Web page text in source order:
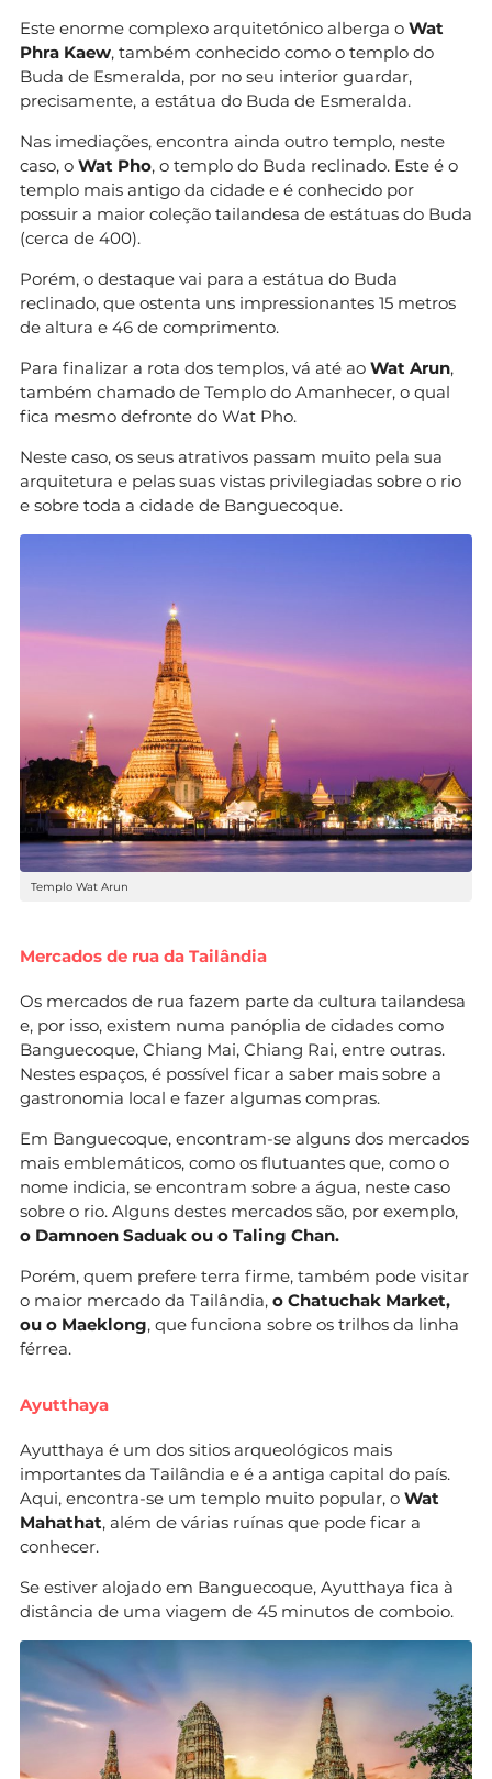
Este enorme complexo arquitetónico alberga o Wat
Phra Kaew, também conhecido como o templo do
Buda de Esmeralda, por no seu interior guardar,
precisamente, a estátua do Buda de Esmeralda.
Nas imediações, encontra ainda outro templo, neste
caso, o Wat Pho, o templo do Buda reclinado. Este é o
templo mais antigo da cidade e é conhecido por
possuir a maior coleção tailandesa de estátuas do Buda
(cerca de 400).
Porém, o destaque vai para a estátua do Buda
reclinado, que ostenta uns impressionantes 15 metros
de altura e 46 de comprimento.
Para finalizar a rota dos templos, vá até ao Wat Arun,
também chamado de Templo do Amanhecer, o qual
fica mesmo defronte do Wat Pho.
Neste caso, os seus atrativos passam muito pela sua
arquitetura e pelas suas vistas privilegiadas sobre o rio
e sobre toda a cidade de Banguecoque.
Templo Wat Arun
Mercados de rua da Tailândia
Os mercados de rua fazem parte da cultura tailandesa
e, por isso, existem numa panóplia de cidades como
Banguecoque, Chiang Mai, Chiang Rai, entre outras.
Nestes espaços, é possível ficar a saber mais sobre a
gastronomia local e fazer algumas compras.
Em Banguecoque, encontram-se alguns dos mercados
mais emblemáticos, como os flutuantes que, como o
nome indicia, se encontram sobre a água, neste caso
sobre o rio. Alguns destes mercados são, por exemplo,
o Damnoen Saduak ou o Taling Chan.
Porém, quem prefere terra firme, também pode visitar
o maior mercado da Tailândia, o Chatuchak Market,
ou o Maeklong, que funciona sobre os trilhos da linha
férrea.
Ayutthaya
Ayutthaya é um dos sitios arqueológicos mais
importantes da Tailândia e é a antiga capital do país.
Aqui, encontra-se um templo muito popular, o Wat
Mahathat, além de várias ruínas que pode ficar a
conhecer.
Se estiver alojado em Banguecoque, Ayutthaya fica à
distância de uma viagem de 45 minutos de comboio.